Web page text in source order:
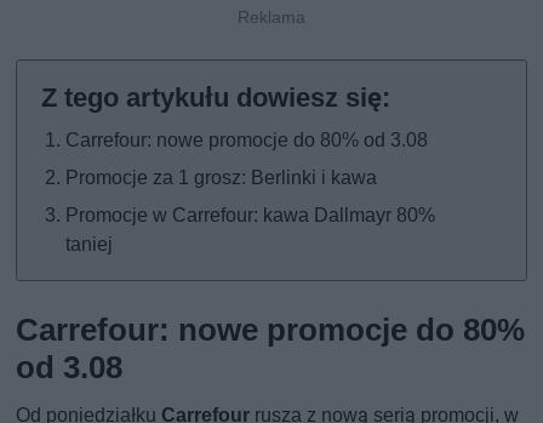
Carrefour: nowe promocje do 80% od 3.08
Promocje za 1 grosz: Berlinki i kawa
Promocje w Carrefour: kawa Dallmayr 80%
taniej
Carrefour: nowe promocje do 80%
od 3.08
Od poniedziałku Carrefour rusza z nową serią promocji, w